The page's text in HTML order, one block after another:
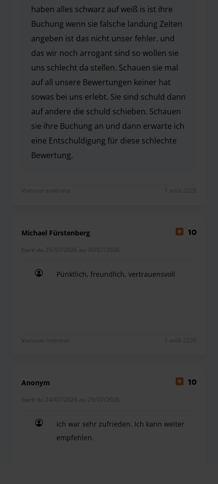
haben alles schwarz auf weiß is ist ihre
Buchung wenn sie falsche landung Zeiten
angeben ist das nicht unser fehler. und
das wir noch arrogant sind so wollen sie
uns schlecht da stellen. Schauen sie mal
auf all unsere Bewertungen keiner hat
sowas bei uns erlebt. Sie sind schuld dann
auf andere die schuld schieben. Schauen
sie ihre Buchung an und dann erwarte ich
eine Entschuldigung für diese schlechte
Bewertung.
Voiturier extérieur 1 août 2026
Michael Fürstenberg 10
Garé du 25/07/2026 au 30/07/2026
Pünktlich, freundlich, vertrauensvoll
Voiturier intérieur 1 août 2026
Anonym 10
Garé du 24/07/2026 au 29/07/2026
ich war sehr zufrieden. Ich kann weiter
empfehlen.